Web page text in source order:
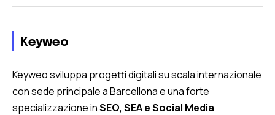
Keyweo
Keyweo sviluppa progetti digitali su scala internazionale
con sede principale a Barcellona e una forte
specializzazione inSEO, SEA e Social Media